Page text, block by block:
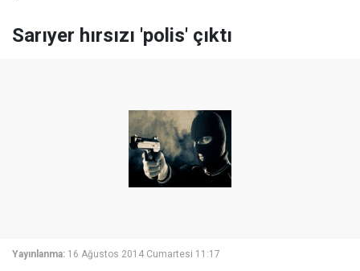
Sarıyer hırsızı 'polis' çıktı
Yayınlanma: 16 Ağustos 2014 Cumartesi 11:17